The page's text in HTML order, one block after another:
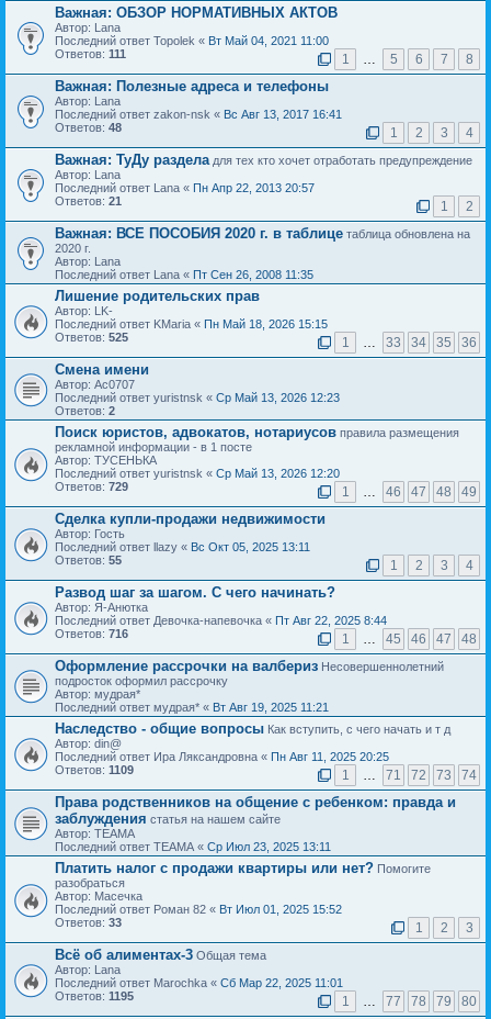
Важная: ОБЗОР НОРМАТИВНЫХ АКТОВ
Автор: Lana
Последний ответ Topolek « Вт Май 04, 2021 11:00
Ответов: 111 1 … 5 6 7 8
Важная: Полезные адреса и телефоны
Автор: Lana
Последний ответ zakon-nsk « Вс Авг 13, 2017 16:41
Ответов: 48 1 2 3 4
Важная: ТуДу раздела для тех кто хочет отработать предупреждение
Автор: Lana
Последний ответ Lana « Пн Апр 22, 2013 20:57
Ответов: 21 1 2
Важная: ВСЕ ПОСОБИЯ 2020 г. в таблице таблица обновлена на
2020 г.
Автор: Lana
Последний ответ Lana « Пт Сен 26, 2008 11:35
Лишение родительских прав
Автор: LK-
Последний ответ KMaria « Пн Май 18, 2026 15:15
Ответов: 525 1 … 33 34 35 36
Смена имени
Автор: Ас0707
Последний ответ yuristnsk « Ср Май 13, 2026 12:23
Ответов: 2
Поиск юристов, адвокатов, нотариусов правила размещения
рекламной информации - в 1 посте
Автор: ТУСЕНЬКА
Последний ответ yuristnsk « Ср Май 13, 2026 12:20
Ответов: 729 1 … 46 47 48 49
Сделка купли-продажи недвижимости
Автор: Гость
Последний ответ llazy « Вс Окт 05, 2025 13:11
Ответов: 55 1 2 3 4
Развод шаг за шагом. С чего начинать?
Автор: Я-Анютка
Последний ответ Девочка-напевочка « Пт Авг 22, 2025 8:44
Ответов: 716 1 … 45 46 47 48
Оформление рассрочки на валбериз Несовершеннолетний
подросток оформил рассрочку
Автор: мудрая*
Последний ответ мудрая* « Вт Авг 19, 2025 11:21
Наследство - общие вопросы Как вступить, с чего начать и т д
Автор: din@
Последний ответ Ира Ляксандровна « Пн Авг 11, 2025 20:25
Ответов: 1109 1 … 71 72 73 74
Права родственников на общение с ребенком: правда и
заблуждения статья на нашем сайте
Автор: ТЕАМА
Последний ответ ТЕАМА « Ср Июл 23, 2025 13:11
Платить налог с продажи квартиры или нет? Помогите
разобраться
Автор: Масечка
Последний ответ Роман 82 « Вт Июл 01, 2025 15:52
Ответов: 33 1 2 3
Всё об алиментах-3 Общая тема
Автор: Lana
Последний ответ Marochka « Сб Мар 22, 2025 11:01
Ответов: 1195 1 … 77 78 79 80